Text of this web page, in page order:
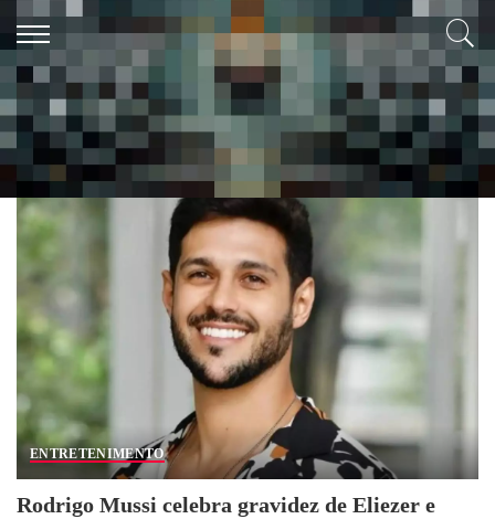
Tag: Rodrigo Mussi
ENTRETENIMENTO
Rodrigo Mussi celebra gravidez de Eliezer e